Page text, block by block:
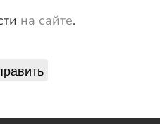
на сайте.